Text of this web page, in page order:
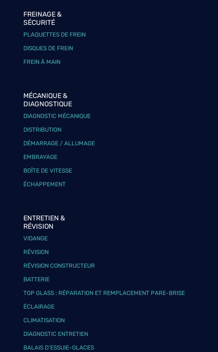
FREINAGE &
SÉCURITÉ
PLAQUETTES DE FREIN
DISQUES DE FREIN
FREIN À MAIN
MÉCANIQUE &
DIAGNOSTIQUE
DIAGNOSTIC MÉCANIQUE
DISTRIBUTION
DÉMARRAGE / ALLUMAGE
EMBRAYAGE
BOÎTE DE VITESSE
ÉCHAPPEMENT
ENTRETIEN &
RÉVISION
VIDANGE
RÉVISION
RÉVISION CONSTRUCTEUR
BATTERIE
TOP GLASS : RÉPARATION ET REMPLACEMENT PARE-BRISE
ÉCLAIRAGE
CLIMATISATION
DIAGNOSTIC ENTRETIEN
BALAIS D’ESSUIE-GLACES